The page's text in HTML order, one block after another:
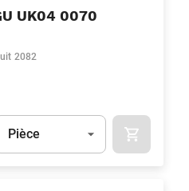
UK04 0070
2082
Pièce